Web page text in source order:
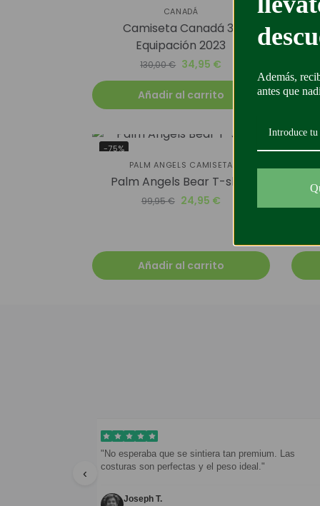
CANADÁ
Camiseta Canadá 3ª
Equipación 2023
130,00€ 34,95 €
Añadir al carrito
-75%
PALM ANGELS CAMISETA
Palm Angels Bear T-shirt
99,95€ 24,95 €
Añadir al carrito
-
‹
se sintiera tan premium. Las
"Todo genial, servicio excelente. El
inconveniente es la espera, pero
Además,
antes que